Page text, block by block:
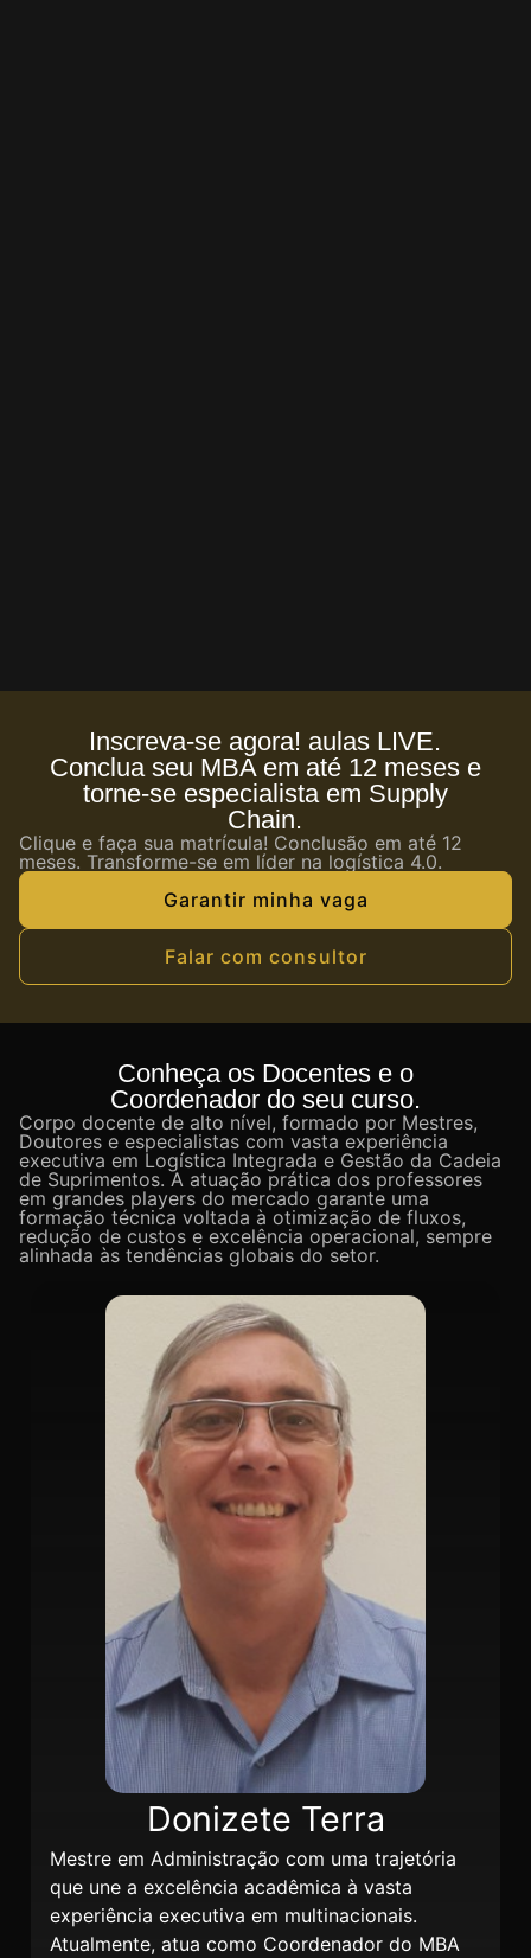
Inscreva-se agora! aulas LIVE.
Conclua seu MBA em até 12 meses e
torne-se especialista em Supply
Chain.
Clique e faça sua matrícula! Conclusão em até 12
meses. Transforme-se em líder na logística 4.0.
Garantir minha vaga
Falar com consultor
Conheça os Docentes e o
Coordenador do seu curso.
Corpo docente de alto nível, formado por Mestres,
Doutores e especialistas com vasta experiência
executiva em Logística Integrada e Gestão da Cadeia
de Suprimentos. A atuação prática dos professores
em grandes players do mercado garante uma
formação técnica voltada à otimização de fluxos,
redução de custos e excelência operacional, sempre
alinhada às tendências globais do setor.
Donizete Terra
Mestre em Administração com uma trajetória
que une a excelência acadêmica à vasta
experiência executiva em multinacionais.
Atualmente, atua como Coordenador do MBA